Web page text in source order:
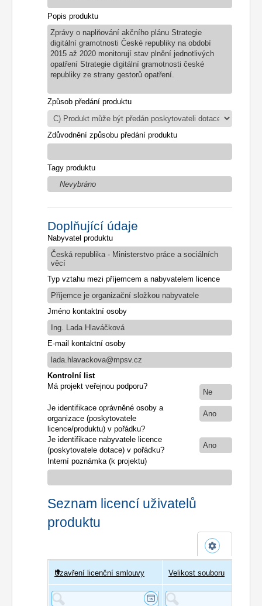
Popis produktu
Zprávy o naplňování akčního plánu Strategie
digitální gramotnosti České republiky na období
2015 až 2020 monitorují stav plnění jednotlivých
opatření Strategie digitální gramotnosti české
republiky ze strany gestorů opatření.
Způsob předání produktu
Zdůvodnění způsobu předání produktu
Tagy produktu
Nevybráno
Doplňující údaje
Nabyvatel produktu
Česká republika - Ministerstvo práce a sociálních
věcí
Typ vztahu mezi příjemcem a nabyvatelem licence
Příjemce je organizační složkou nabyvatele
Jméno kontaktní osoby
Ing. Lada Hlaváčková
E-mail kontaktní osoby
lada.hlavackova@mpsv.cz
Kontrolní list
Má projekt veřejnou podporu?
Ne
Je identifikace oprávněné osoby a
organizace (poskytovatele
licence/produktu) v pořádku?
Ano
Je identifikace nabyvatele licence
(poskytovatele dotace) v pořádku?
Ano
Interní poznámka (k projektu)
Seznam licencí uživatelů
produktu
Uživatel
Uzavření licenční smlouvy Velikost souboru